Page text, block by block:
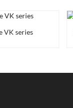
VK series